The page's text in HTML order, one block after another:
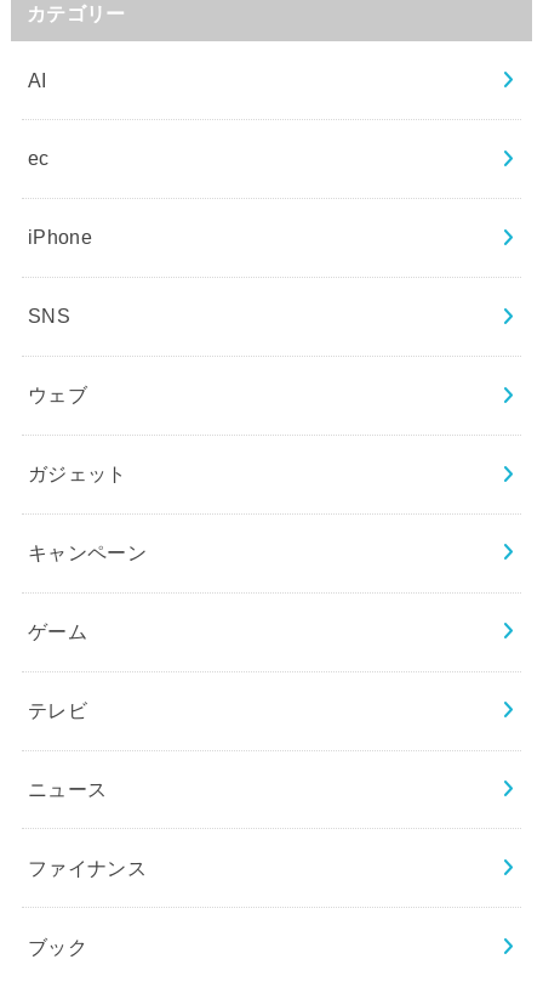
カテゴリー
AI
ec
iPhone
SNS
ウェブ
ガジェット
キャンペーン
ゲーム
テレビ
ニュース
ファイナンス
ブック